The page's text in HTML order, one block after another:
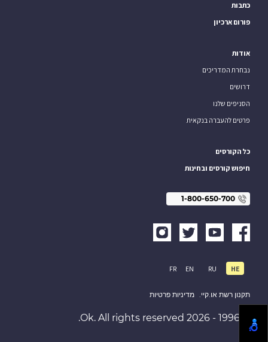
כתבות
פורום ארכיון
אודות
נבחרת המדריכים
דרושים
הסניפים שלנו
פרטים להעברה בנקאית
כל הקורסים
חיפוש קורסים ובחינות
1-800-650-700
תקנון רשת או.קיי. מדיניות פרטיות
HE
RU
EN
FR